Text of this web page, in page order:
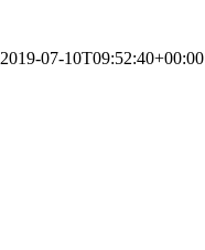
2019-07-10T09:52:40+00:00